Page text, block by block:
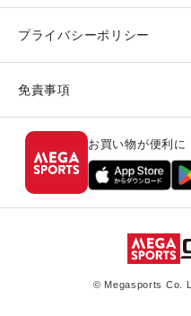
プライバシーポリシー
免責事項
お買い物が便利に
© Megasports Co.